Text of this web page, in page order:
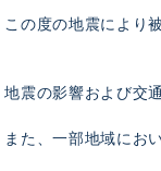
この度の地震により
地震の影響および交
また、一部地域にお